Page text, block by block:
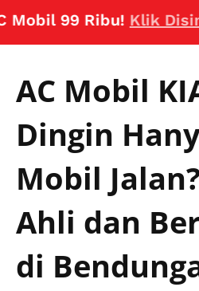
99 Ribu!Klik Disini
AC Mobil
Dingin
Mobil
Ahli dan
di